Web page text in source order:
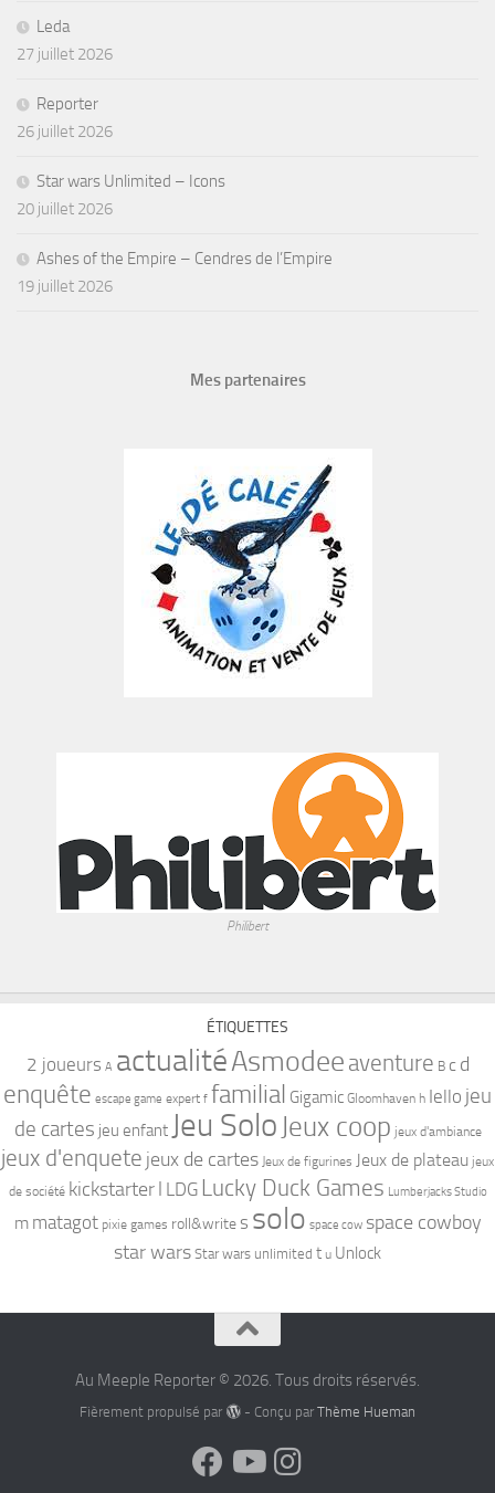
Leda
27 juillet 2026
Reporter
26 juillet 2026
Star wars Unlimited – Icons
20 juillet 2026
Ashes of the Empire – Cendres de l’Empire
19 juillet 2026
Mes partenaires
Philibert
ÉTIQUETTES
2 joueurs A actualitéAsmodee aventure B c d
enquête escape game expert f familial Gigamic Gloomhaven h Iello jeu
de cartes jeu enfant Jeu Solo Jeux coop jeux d'ambiance
jeux d'enquete jeux de cartes Jeux de figurines Jeux de plateau jeux
de société kickstarter l LDG Lucky Duck Games Lumberjacks Studio
m matagot pixie games roll&write s solo space cow space cowboy
star wars Star wars unlimited t u Unlock
Au Meeple Reporter © 2026. Tous droits réservés.
Fièrement propulsé par - Conçu par Thème Hueman